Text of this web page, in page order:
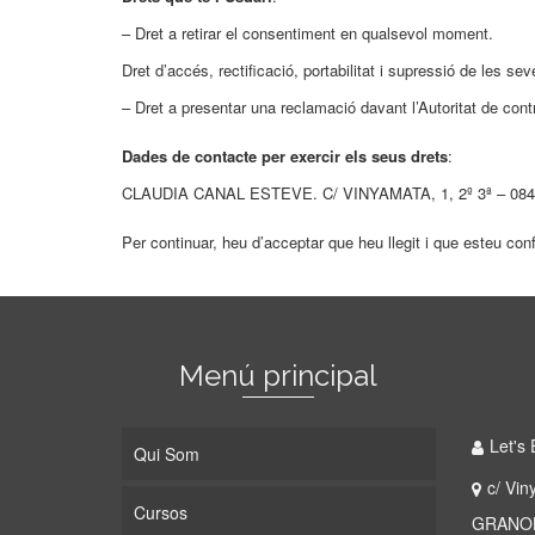
– Dret a retirar el consentiment en qualsevol moment.
Dret d’accés, rectificació, portabilitat i supressió de les
– Dret a presentar una reclamació davant l’Autoritat de
Dades de contacte per exercir els seus drets:
CLAUDIA CANAL ESTEVE. C/ VINYAMATA, 1, 2º 3ª –
Per continuar, heu d’acceptar que heu llegit i que esteu
Menú principal
Qui Som
Cursos
Let's
c/